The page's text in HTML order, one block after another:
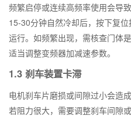
频繁启停或连续高频率使用会导
15-30分钟自然冷却后，按下复
运行。如频繁出现，需核查门体
适当调整变频器加减速参数。
1.3 刹车装置卡滞
电机刹车片磨损或间隙过小会造
若阻力很大，需要调整刹车间隙